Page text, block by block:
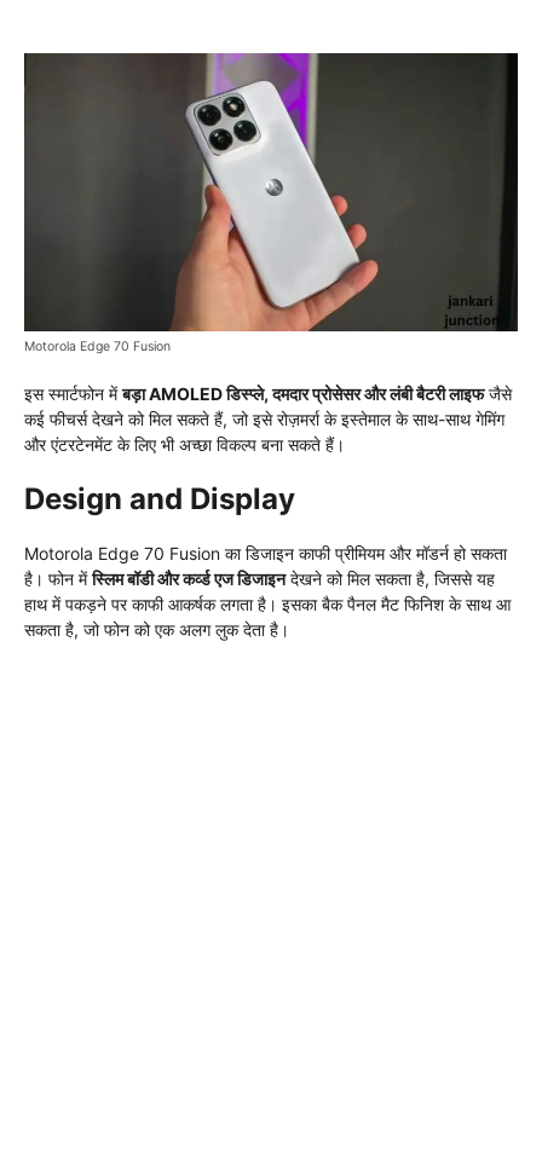
Motorola Edge 70 Fusion
इस स्मार्टफोन मेंबड़ा AMOLED डिस्प्ले, दमदार प्रोसेसर और लंबी बैटरी लाइफजैसे
कई फीचर्स देखने को मिल सकते हैं, जो इसे रोज़मर्रा के इस्तेमाल के साथ-साथ गेमिंग
और एंटरटेनमेंट के लिए भी अच्छा विकल्प बना सकते हैं।
Design and Display
Motorola Edge 70 Fusion का डिजाइन काफी प्रीमियम और मॉडर्न हो सकता
है। फोन मेंस्लिम बॉडी और कर्व्ड एज डिजाइनदेखने को मिल सकता है, जिससे यह
हाथ में पकड़ने पर काफी आकर्षक लगता है। इसका बैक पैनल मैट फिनिश के साथ आ
सकता है, जो फोन को एक अलग लुक देता है।